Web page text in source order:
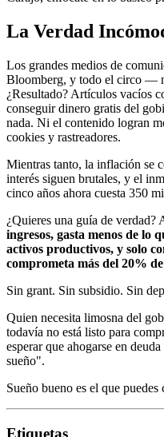
La Verdad
Los grandes medios de
Bloomberg, y todo el circo —
¿Resultado? Artículos vacíos
conseguir dinero gratis del
nada. Ni el contenido logran
cookies y rastreadores.
Mientras tanto, la inflación se
interés siguen brutales, y el
cinco años ahora cuesta 350
¿Quieres una guía de verdad?
ingresos, gasta menos de lo
activos productivos, y solo
comprometa más del 20%
Sin grant. Sin subsidio. Sin
Quien necesita limosna del
todavía no está listo para
esperar que ahogarse en
sueño".
Sueño bueno es el que puedes
Etiquetas